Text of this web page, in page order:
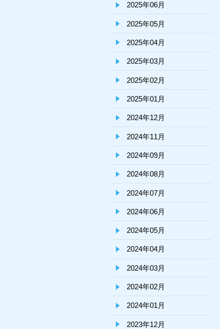
2025年06月
2025年05月
2025年04月
2025年03月
2025年02月
2025年01月
2024年12月
2024年11月
2024年09月
2024年08月
2024年07月
2024年06月
2024年05月
2024年04月
2024年03月
2024年02月
2024年01月
2023年12月